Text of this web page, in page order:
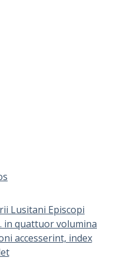
Lusitani Episcopi
in quattuor volumina
accesserint, index